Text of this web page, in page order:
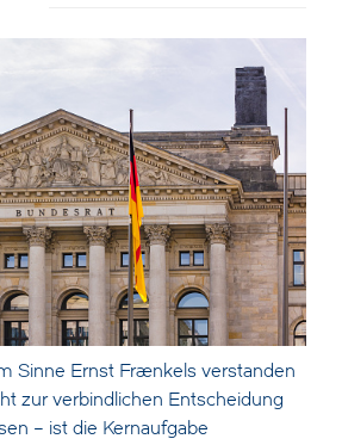
Sinne Ernst Fraenkels verstanden
zur verbindlichen Entscheidung
– ist die Kernaufgabe